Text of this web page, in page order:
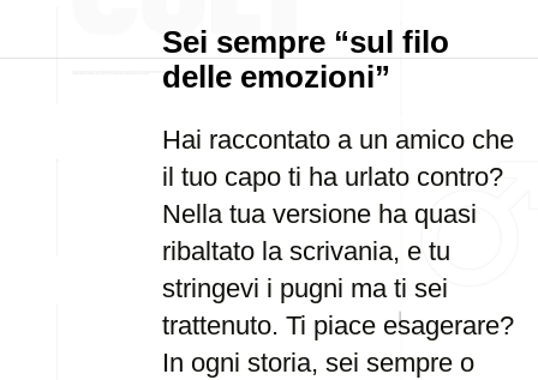
Sei sempre “sul filo
delle emozioni”
Hai raccontato a un amico che
il tuo capo ti ha urlato contro?
Nella tua versione ha quasi
ribaltato la scrivania, e tu
stringevi i pugni ma ti sei
trattenuto. Ti piace esagerare?
In ogni storia, sei sempre o